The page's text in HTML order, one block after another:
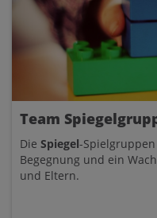
Team
Die Spiegel-
Begegnung und ein
und Eltern.